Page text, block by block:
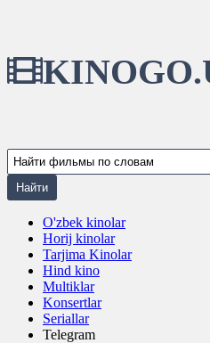
O'zbek kinolar
Horij kinolar
Tarjima Kinolar
Hind kino
Multiklar
Konsertlar
Seriallar
Telegram